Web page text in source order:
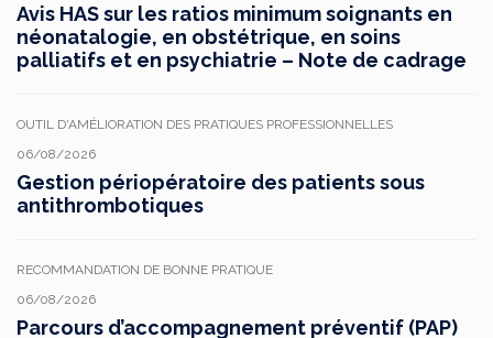
Avis HAS sur les ratios minimum soignants en
néonatalogie, en obstétrique, en soins
palliatifs et en psychiatrie – Note de cadrage
OUTIL D'AMÉLIORATION DES PRATIQUES PROFESSIONNELLES
06/08/2026
Gestion périopératoire des patients sous
antithrombotiques
RECOMMANDATION DE BONNE PRATIQUE
06/08/2026
Parcours d’accompagnement préventif (PAP)